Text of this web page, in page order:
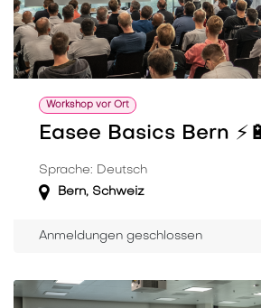
Workshop vor Ort
Easee Basics Bern ⚡️🔋
Sprache: Deutsch
Bern, Schweiz
Anmeldungen geschlossen